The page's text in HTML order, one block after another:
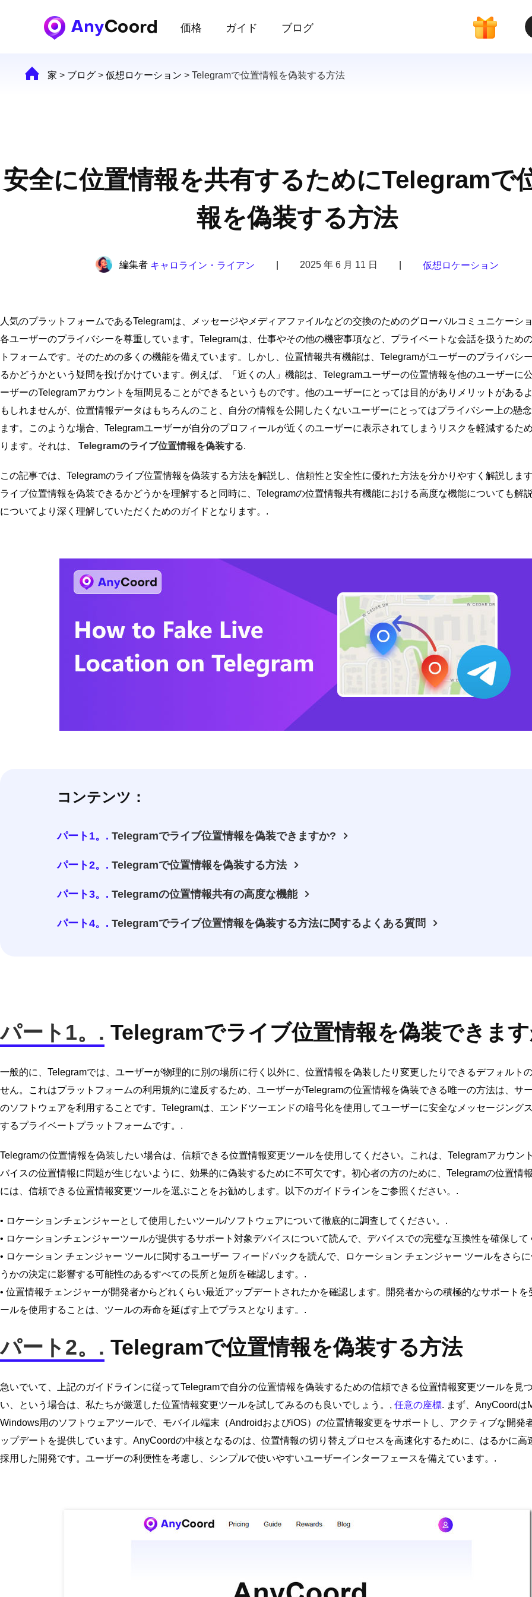
価格 ガイド ブログ
家 > ブログ > 仮想ロケーション > Telegramで位置情報を偽装する方法
安全に位置情報を共有するためにTelegramで
報を偽装する方法
編集者 キャロライン・ライアン 2025 年 6 月 11 日 仮想ロケーション
人気のプラットフォームであるTelegramは、メッセージやメディアファイルなどの交換のためのグローバルコミュニケーシ
各ユーザーのプライバシーを尊重しています。Telegramは、仕事やその他の機密事項など、プライベートな会話を扱うため
トフォームです。そのための多くの機能を備えています。しかし、位置情報共有機能は、Telegramがユーザーのプライバシ
るかどうかという疑問を投げかけています。例えば、「近くの人」機能は、Telegramユーザーの位置情報を他のユーザーに
ーザーのTelegramアカウントを垣間見ることができるというものです。他のユーザーにとっては目的がありメリットがある
もしれませんが、位置情報データはもちろんのこと、自分の情報を公開したくないユーザーにとってはプライバシー上の懸
ます。このような場合、Telegramユーザーが自分のプロフィールが近くのユーザーに表示されてしまうリスクを軽減するた
ります。それは、 Telegramのライブ位置情報を偽装する.
この記事では、Telegramのライブ位置情報を偽装する方法を解説し、信頼性と安全性に優れた方法を分かりやすく解説しま
ライブ位置情報を偽装できるかどうかを理解すると同時に、Telegramの位置情報共有機能における高度な機能についても解
についてより深く理解していただくためのガイドとなります。.
コンテンツ：
パート1。. Telegramでライブ位置情報を偽装できますか?
パート2。. Telegramで位置情報を偽装する方法
パート3。. Telegramの位置情報共有の高度な機能
パート4。. Telegramでライブ位置情報を偽装する方法に関するよくある質問
パート1。. Telegramでライブ位置情報を偽装できま
一般的に、Telegramでは、ユーザーが物理的に別の場所に行く以外に、位置情報を偽装したり変更したりできるデフォルト
せん。これはプラットフォームの利用規約に違反するため、ユーザーがTelegramの位置情報を偽装できる唯一の方法は、サ
のソフトウェアを利用することです。Telegramは、エンドツーエンドの暗号化を使用してユーザーに安全なメッセージング
するプライベートプラットフォームです。.
Telegramの位置情報を偽装したい場合は、信頼できる位置情報変更ツールを使用してください。これは、Telegramアカウン
バイスの位置情報に問題が生じないように、効果的に偽装するために不可欠です。初心者の方のために、Telegramの位置情
には、信頼できる位置情報変更ツールを選ぶことをお勧めします。以下のガイドラインをご参照ください。.
• ロケーションチェンジャーとして使用したいツール/ソフトウェアについて徹底的に調査してください。.
• ロケーションチェンジャーツールが提供するサポート対象デバイスについて読んで、デバイスでの完璧な互換性を確保して
• ロケーション チェンジャー ツールに関するユーザー フィードバックを読んで、ロケーション チェンジャー ツールをさら
うかの決定に影響する可能性のあるすべての長所と短所を確認します。.
• 位置情報チェンジャーが開発者からどれくらい最近アップデートされたかを確認します。開発者からの積極的なサポートを
ールを使用することは、ツールの寿命を延ばす上でプラスとなります。.
パート2。. Telegramで位置情報を偽装する方法
急いでいて、上記のガイドラインに従ってTelegramで自分の位置情報を偽装するための信頼できる位置情報変更ツールを見
い、という場合は、私たちが厳選した位置情報変更ツールを試してみるのも良いでしょう。, 任意の座標. まず、AnyCoordは
Windows用のソフトウェアツールで、モバイル端末（AndroidおよびiOS）の位置情報変更をサポートし、アクティブな開発
ップデートを提供しています。AnyCoordの中核となるのは、位置情報の切り替えプロセスを高速化するために、はるかに高
採用した開発です。ユーザーの利便性を考慮し、シンプルで使いやすいユーザーインターフェースを備えています。.